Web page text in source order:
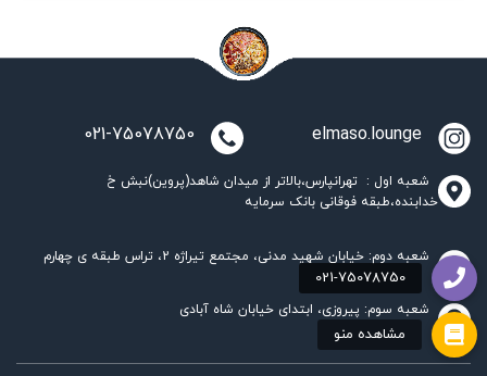
elmaso.lounge
شعبه اول : تهرانپارس،بالاتر از میدان شاهد(پروین)نبش خ
خدابنده،طبقه فوقانی بانک سرمایه
شعبه دوم: خیابان شهید مدنی، مجتمع تیراژه 2، تراس طبقه ی چهارم
شعبه سوم: پیروزی، ابتدای خیابان شاه آبادی